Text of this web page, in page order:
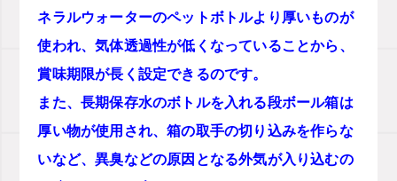
ネラルウォーターのペットボトルより厚いものが
使われ、気体透過性が低くなっていることから、
賞味期限が長く設定できるのです。
また、長期保存水のボトルを入れる段ボール箱は
厚い物が使用され、箱の取手の切り込みを作らな
いなど、異臭などの原因となる外気が入り込むの